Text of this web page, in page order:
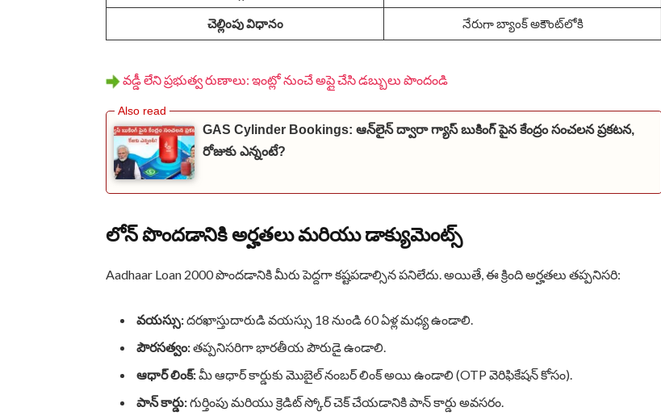
చెల్లింపు విధానం నేరుగా బ్యాంక్ అకౌంట్‌లోకి
వడ్డీ లేని ప్రభుత్వ రుణాలు: ఇంట్లో నుంచే అప్లై చేసి డబ్బులు పొందండి
GAS Cylinder Bookings: ఆన్‌లైన్‌ ద్వారా గ్యాస్ బుకింగ్ పైన కేంద్రం సంచలన ప్రకటన,
రోజుకు ఎన్నంటే?
లోన్ పొందడానికి అర్హతలు మరియు డాక్యుమెంట్స్
Aadhaar Loan 2000 పొందడానికి మీరు పెద్దగా కష్టపడాల్సిన పనిలేదు. అయితే, ఈ క్రింది అర్హతలు తప్పనిసరి:
వయస్సు:దరఖాస్తుదారుడి వయస్సు 18 నుండి 60 ఏళ్ల మధ్య ఉండాలి.
పౌరసత్వం:తప్పనిసరిగా భారతీయ పౌరుడై ఉండాలి.
ఆధార్ లింక్:మీ ఆధార్ కార్డుకు మొబైల్ నంబర్ లింక్ అయి ఉండాలి (OTP వెరిఫికేషన్ కోసం).
పాన్ కార్డు:గుర్తింపు మరియు క్రెడిట్ స్కోర్ చెక్ చేయడానికి పాన్ కార్డు అవసరం.